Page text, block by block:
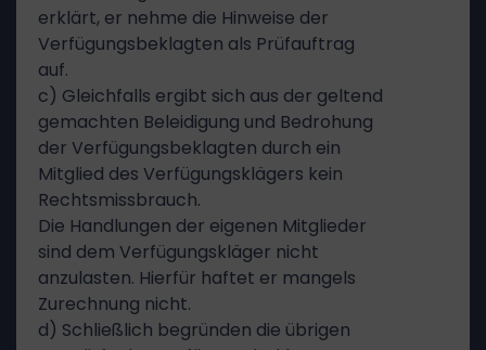
erklärt, er nehme die Hinweise der
Verfügungsbeklagten als Prüfauftrag
auf.
c) Gleichfalls ergibt sich aus der geltend
gemachten Beleidigung und Bedrohung
der Verfügungsbeklagten durch ein
Mitglied des Verfügungsklägers kein
Rechtsmissbrauch.
Die Handlungen der eigenen Mitglieder
sind dem Verfügungskläger nicht
anzulasten. Hierfür haftet er mangels
Zurechnung nicht.
d) Schließlich begründen die übrigen